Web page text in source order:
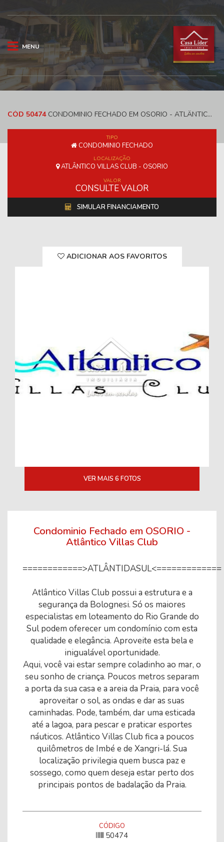
MENU
CÓD 50474CONDOMINIO FECHADO EM OSORIO - ATLÂNTICO VILLAS CLUB
TIPO
CONDOMINIO FECHADO
LOCALIZAÇÃO
ATLÂNTICO VILLAS CLUB - OSORIO
VALOR
CONSULTE VALOR
SIMULAR FINANCIAMENTO
ADICIONAR AOS FAVORITOS
VER MAIS 6 FOTOS
Condominio Fechado em OSORIO -
Atlântico Villas Club
============>ATLÂNTIDASUL<=============
Atlântico Villas Club possui a estrutura e a
segurança da Bolognesi. Só os maiores
especialistas em loteamento do Rio Grande do
Sul podem oferecer um condomínio com esta
qualidade e elegância. Aproveite esta bela e
inigualável oportunidade.
Aqui, você vai estar sempre coladinho ao mar, o
seu sonho de criança. Poucos metros separam
a porta da sua casa e a areia da Praia, para você
aproveitar o sol, as ondas e dar as suas
caminhadas. Pode, também, dar uma esticada
até a lagoa, para pescar e praticar esportes
náuticos. Atlântico Villas Club fica a poucos
quilômetros de Imbé e de Xangri-lá. Sua
localização privilegia quem busca paz e
sossego, como quem deseja estar perto dos
principais pontos de badalação da Praia.
CÓDIGO
50474